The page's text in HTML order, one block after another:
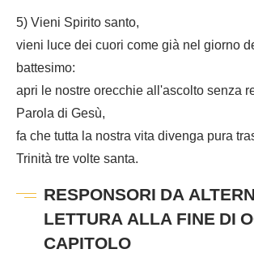
5) Vieni Spirito santo,
vieni luce dei cuori come già nel giorno
battesimo:
apri le nostre orecchie all'ascolto senza
Parola di Gesù,
fa che tutta la nostra vita divenga pura
Trinità tre volte santa.
RESPONSORI DA
LETTURA ALLA FINE DI
CAPITOLO